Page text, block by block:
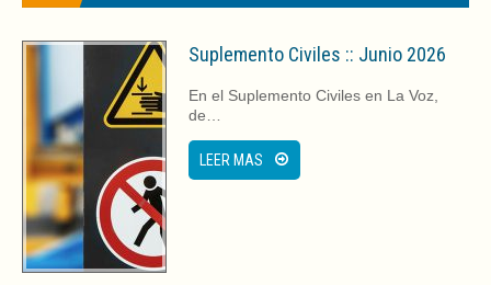
t
n
T
w
i
t
t
e
(
S
e
a
b
t
e
n
F
a
e
b
o
o
(
S
e
a
Suplemento Civiles :: Junio 2026
En el Suplemento Civiles en La Voz,
de…
LEER MAS